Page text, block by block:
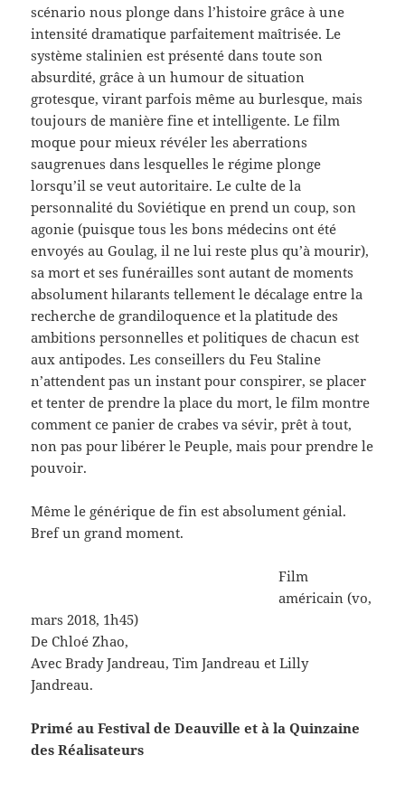
scénario nous plonge dans l’histoire grâce à une
intensité dramatique parfaitement maîtrisée. Le
système stalinien est présenté dans toute son
absurdité, grâce à un humour de situation
grotesque, virant parfois même au burlesque, mais
toujours de manière fine et intelligente. Le film
moque pour mieux révéler les aberrations
saugrenues dans lesquelles le régime plonge
lorsqu’il se veut autoritaire. Le culte de la
personnalité du Soviétique en prend un coup, son
agonie (puisque tous les bons médecins ont été
envoyés au Goulag, il ne lui reste plus qu’à mourir),
sa mort et ses funérailles sont autant de moments
absolument hilarants tellement le décalage entre la
recherche de grandiloquence et la platitude des
ambitions personnelles et politiques de chacun est
aux antipodes. Les conseillers du Feu Staline
n’attendent pas un instant pour conspirer, se placer
et tenter de prendre la place du mort, le film montre
comment ce panier de crabes va sévir, prêt à tout,
non pas pour libérer le Peuple, mais pour prendre le
pouvoir.
Même le générique de fin est absolument génial.
Bref un grand moment.
Film
américain (vo,
mars 2018, 1h45)
De Chloé Zhao,
Avec Brady Jandreau, Tim Jandreau et Lilly
Jandreau.
Primé au Festival de Deauville et à la Quinzaine
des Réalisateurs